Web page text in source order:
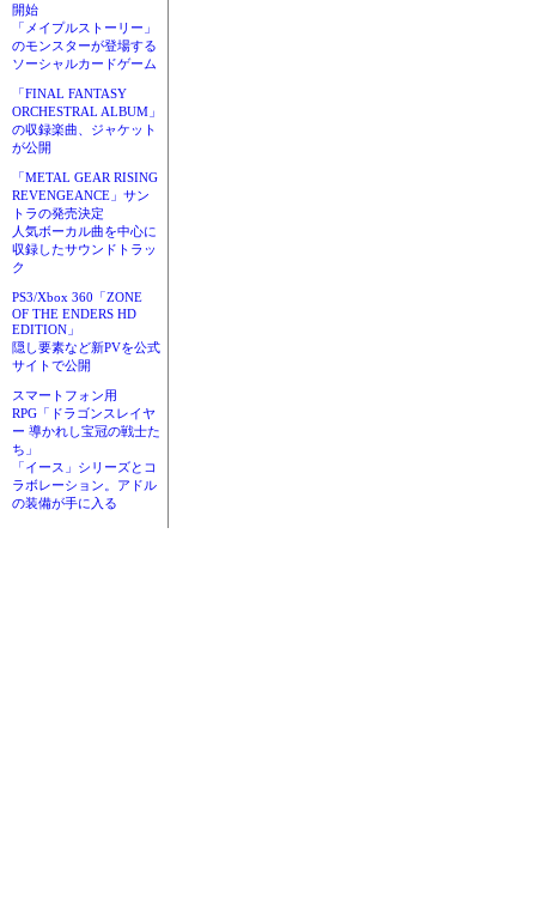
開始
「メイプルストーリー」
のモンスターが登場する
ソーシャルカードゲーム
「FINAL FANTASY
ORCHESTRAL ALBUM」
の収録楽曲、ジャケット
が公開
「METAL GEAR RISING
REVENGEANCE」サン
トラの発売決定
人気ボーカル曲を中心に
収録したサウンドトラッ
ク
PS3/Xbox 360「ZONE
OF THE ENDERS HD
EDITION」
隠し要素など新PVを公式
サイトで公開
スマートフォン用
RPG「ドラゴンスレイヤ
ー 導かれし宝冠の戦士た
ち」
「イース」シリーズとコ
ラボレーション。アドル
の装備が手に入る